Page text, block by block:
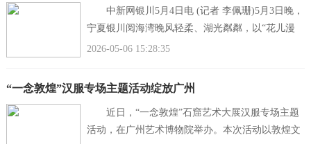
中新网银川5月4日电 (记者 李佩珊)5月3日晚，
宁夏银川阅海湾晚风轻柔、湖光粼粼，以“花儿漫
塞上&middot;湖城共欢歌”为主题的文化惠民演出在
2026-05-06 15:28:35
“一念敦煌”汉服专场主题活动绽放广州
近日，“一念敦煌”石窟艺术大展汉服专场主题
活动，在广州艺术博物院举办。本次活动以敦煌文